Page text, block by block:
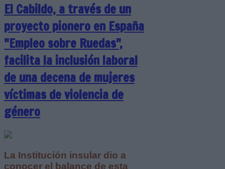
El Cabildo, a través de un
proyecto pionero en España
"Empleo sobre Ruedas",
facilita la inclusión laboral
de una decena de mujeres
víctimas de violencia de
género
La Institución insular dio a
conocer el balance de esta